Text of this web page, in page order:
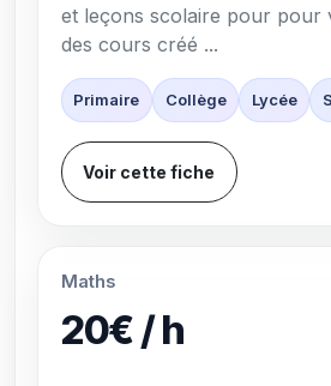
et leçons scolaire pour pour
des cours créé ...
Primaire Collège Lycée
Voir cette fiche
Maths
20€ / h